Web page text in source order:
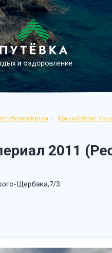
и оздоровление
Крым Южный берег
2011
Щербака,7/3.